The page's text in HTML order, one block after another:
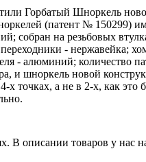
Горбатый Шноркель
(патент № 150299)
собран на резьбовых
- нержавейка;
- алюминий; количество
и шноркель новой
точках, а не в 2-х, как это
В описании товаров у нас